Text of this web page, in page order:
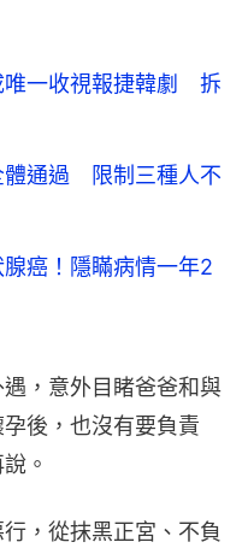
唯一收視報捷韓劇 拆
體通過 限制三種人不
癌！隱瞞病情一年2
，意外目睹爸爸和與
後，也沒有要負責
。
，從抹黑正宮、不負